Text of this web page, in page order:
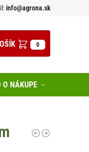
info@agrona.sk
0
O NÁKUPE